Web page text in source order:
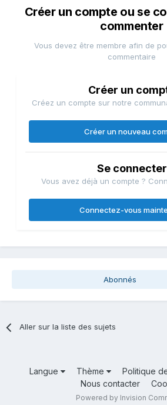
Créer un compte ou se
commenter
Vous devez être membre afin de
commentaire
Créer un
Créez un compte sur notre
Créer un nouveau
Se connecter
Vous avez déjà un compte ?
Connectez-vous
Abonnés
Aller sur la liste des sujets
Langue Thème
Politique
Nous contacter
Powered by Invision